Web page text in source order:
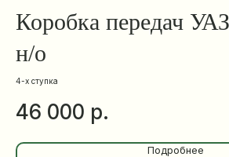
Коробка передач
н/о
4-х ступка
46 000 р.
Подробнее